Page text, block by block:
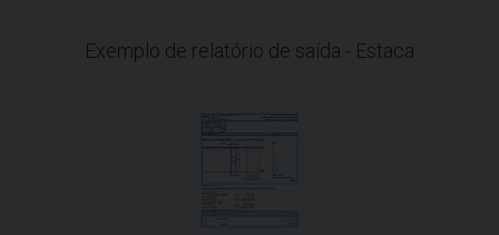
Exemplo de relatório de saída - Estaca